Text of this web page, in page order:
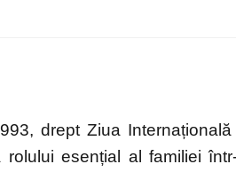
drept Ziua
esențial al familiei